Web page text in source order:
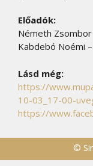
Előadók:
Németh
Kabdebó Noémi
Lásd még:
https://
10-03_17-00-
https://
©